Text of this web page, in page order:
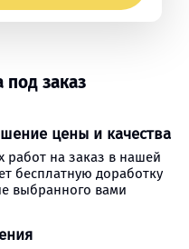
заказ
цены и качества
работ на заказ в нашей
бесплатную доработку
выбранного вами